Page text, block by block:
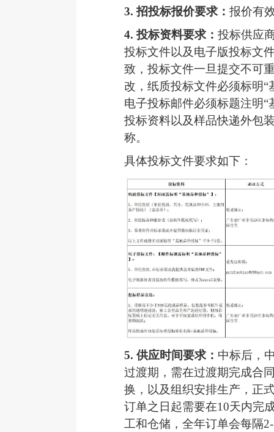
3.招投标报价要求： 报价有
4.投标资料要求： 投标供应
投标文件以及电子版投标文
致，投标文件一旦提交不可
改，纸质投标文件必须标明“
电子投标邮件必须标题注明“
投标资料以及样品快递外包
称。
具体投标文件要求如下：
5. 供应时间要求： 中标后，
过渡期，需在过渡期完成合
换，以及组织安排生产，正
订单之日起需要在10天内完
工和仓储，全年订单会每隔